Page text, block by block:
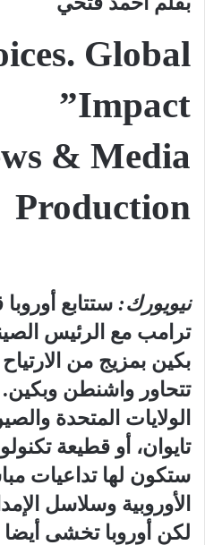
Global
Impact”
& Media
Production
نيويورك: ستتابع
ترامب مع الرئيس
بكين بمزيج من
تتحاور واشنطن
الولايات المتحدة
تايوان، أو قطيعة
ستكون لها تداعيات
الأوروبية وسلاسل
لكن أوروبا تخشى أيضا